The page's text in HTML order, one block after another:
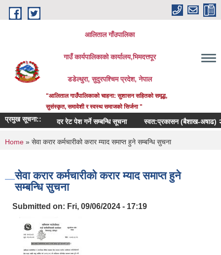
Skip to main content
आलिताल गाँउपालिका
गाउँ कार्यपालिकाको कार्यालय,भिमदत्तपूर
डडेल्धुरा, सुदुरपश्चिम प्रदेश, नेपाल
"आलिताल गाउँपालिकाको चाहना: सुशासन सहितको समृद्ध,
सुसंस्कृत, समावेशी र स्वस्थ समाजको सिर्जना "
प्रमुख सूचना::दर रेट पेश गर्ने सम्बन्धि सूचना स्वत:प्रकासन (बैशाख-अषाढ) २०८३
You are here
Home » सेवा करार कर्मचारीको करार म्याद समाप्त हुने सम्बन्धि सुचना
सेवा करार कर्मचारीको करार म्याद समाप्त हुने
सम्बन्धि सुचना
Submitted on: Fri, 09/06/2024 - 17:19